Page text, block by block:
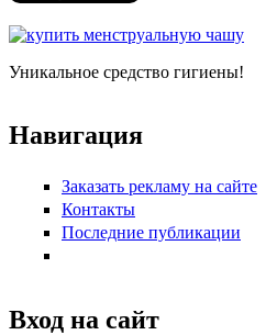
Уникальное средство гигиены!
Навигация
Заказать рекламу на сайте
Контакты
Последние публикации
Вход на сайт